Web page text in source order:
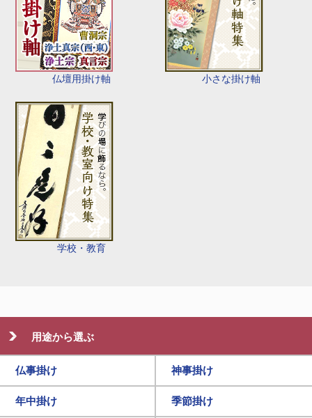
仏壇用掛け軸 小さな掛け軸
学校・教育
用途から選ぶ
仏事掛け 神事掛け
年中掛け 季節掛け